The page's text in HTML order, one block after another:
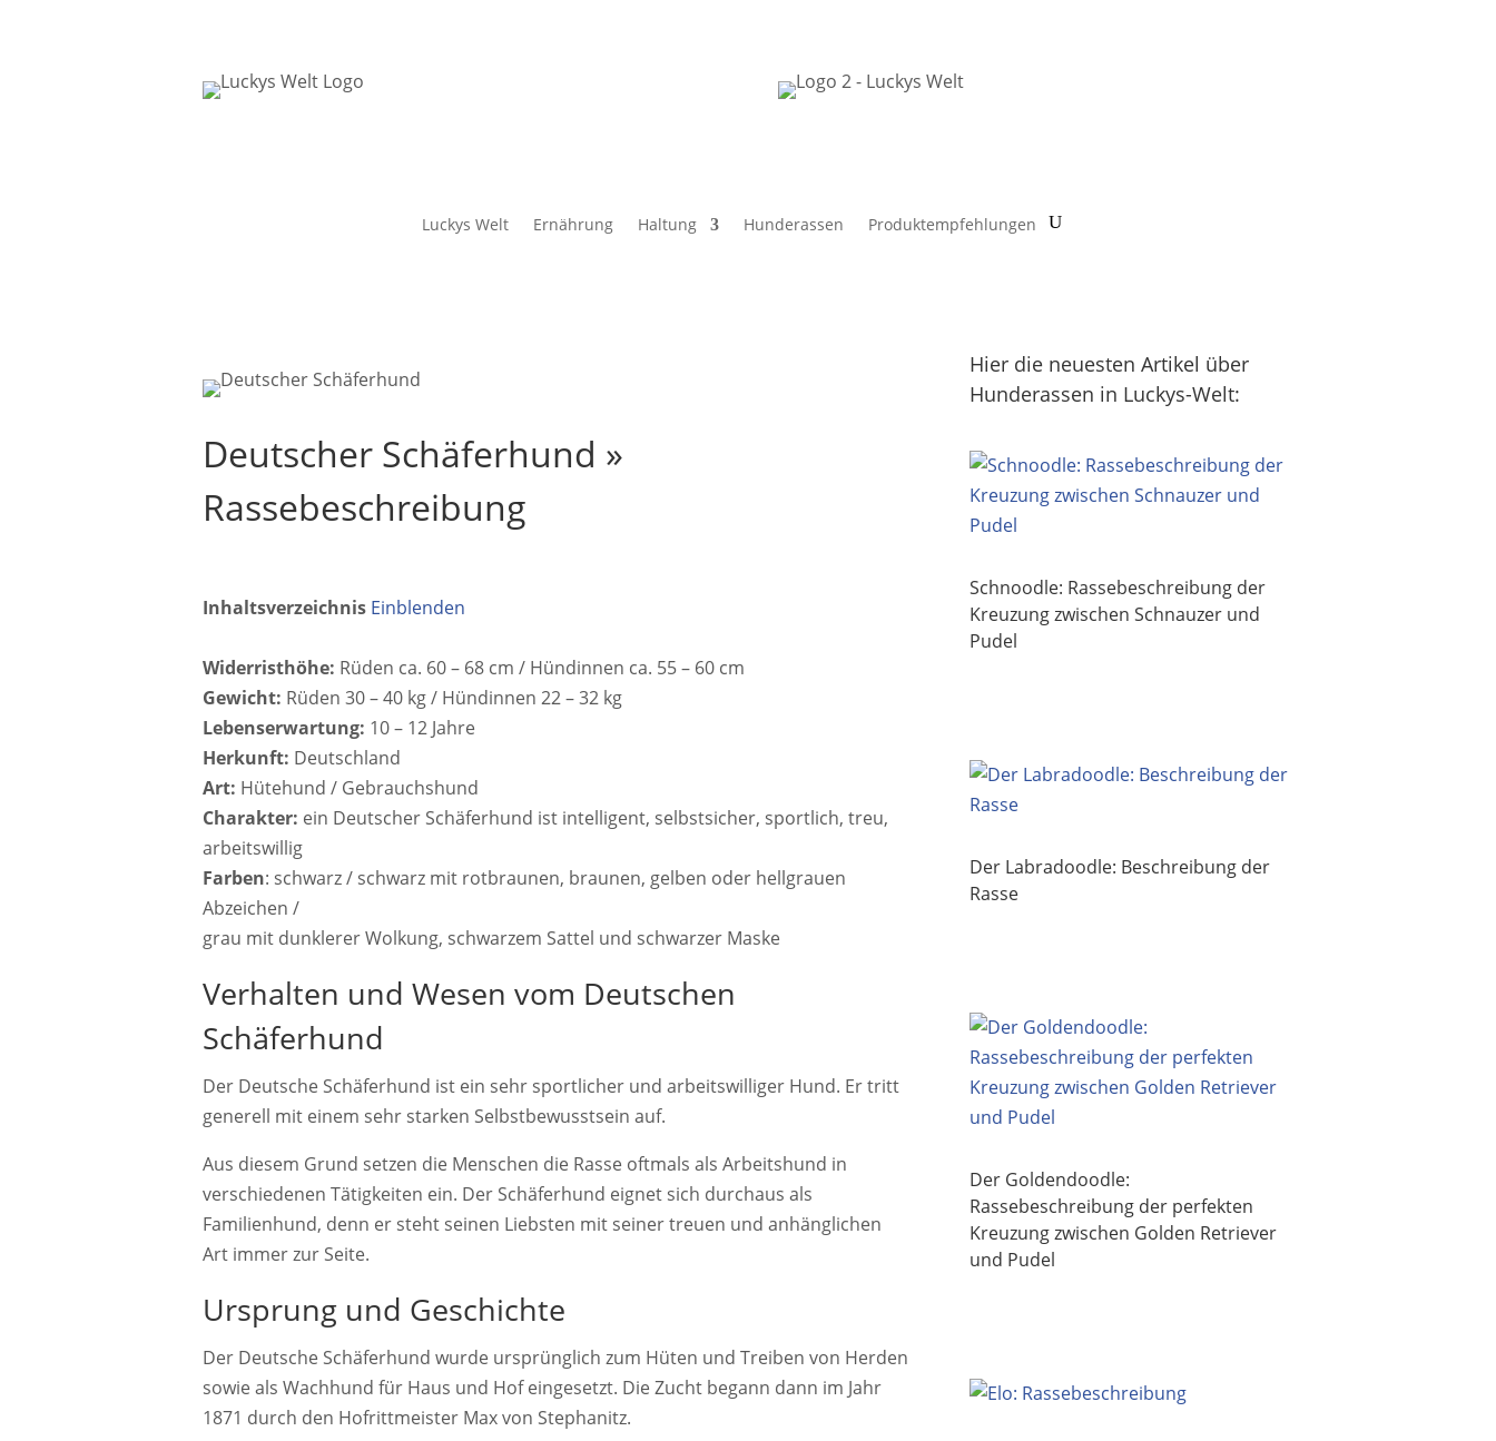
Luckys Welt Ernährung Haltung Hunderassen Produktempfehlungen
Deutscher Schäferhund »
Rassebeschreibung
Inhaltsverzeichnis Einblenden
Widerristhöhe: Rüden ca. 60 – 68 cm / Hündinnen ca. 55 – 60 cm
Gewicht: Rüden 30 – 40 kg / Hündinnen 22 – 32 kg
Lebenserwartung: 10 – 12 Jahre
Herkunft: Deutschland
Art: Hütehund / Gebrauchshund
Charakter: ein Deutscher Schäferhund ist intelligent, selbstsicher, sportlich, treu,
arbeitswillig
Farben: schwarz / schwarz mit rotbraunen, braunen, gelben oder hellgrauen
Abzeichen /
grau mit dunklerer Wolkung, schwarzem Sattel und schwarzer Maske
Verhalten und Wesen vom Deutschen
Schäferhund
Der Deutsche Schäferhund ist ein sehr sportlicher und arbeitswilliger Hund. Er tritt
generell mit einem sehr starken Selbstbewusstsein auf.
Aus diesem Grund setzen die Menschen die Rasse oftmals als Arbeitshund in
verschiedenen Tätigkeiten ein. Der Schäferhund eignet sich durchaus als
Familienhund, denn er steht seinen Liebsten mit seiner treuen und anhänglichen
Art immer zur Seite.
Ursprung und Geschichte
Der Deutsche Schäferhund wurde ursprünglich zum Hüten und Treiben von Herden
sowie als Wachhund für Haus und Hof eingesetzt. Die Zucht begann dann im Jahr
1871 durch den Hofrittmeister Max von Stephanitz.
Hier die neuesten Artikel über
Hunderassen in Luckys-Welt:
Schnoodle: Rassebeschreibung der
Kreuzung zwischen Schnauzer und
Pudel
Der Labradoodle: Beschreibung der
Rasse
Der Goldendoodle:
Rassebeschreibung der perfekten
Kreuzung zwischen Golden Retriever
und Pudel